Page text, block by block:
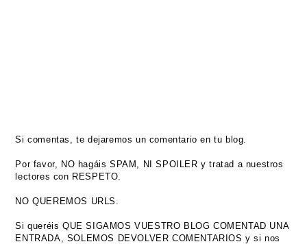
Si comentas, te dejaremos un comentario en tu blog.
Por favor, NO hagáis SPAM, NI SPOILER y tratad a nuestros
lectores con RESPETO.
NO QUEREMOS URLS.
Si queréis QUE SIGAMOS VUESTRO BLOG COMENTAD UNA
ENTRADA, SOLEMOS DEVOLVER COMENTARIOS y si nos